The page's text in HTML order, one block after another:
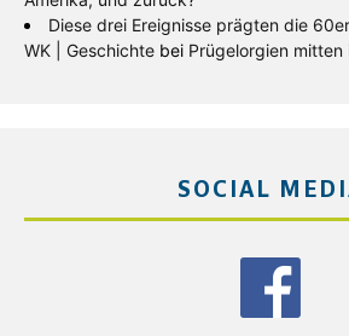
Diese drei Ereignisse prägten die
WK | Geschichte bei Prügelorgien
SOCIAL